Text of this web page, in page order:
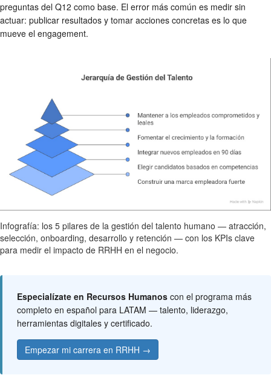
preguntas del Q12 como base. El error más común es medir sin
actuar: publicar resultados y tomar acciones concretas es lo que
mueve el engagement.
Infografía: los 5 pilares de la gestión del talento humano — atracción,
selección, onboarding, desarrollo y retención — con los KPIs clave
para medir el impacto de RRHH en el negocio.
Especialízate en Recursos Humanos con el programa más
completo en español para LATAM — talento, liderazgo,
herramientas digitales y certificado.
Empezar mi carrera en RRHH →